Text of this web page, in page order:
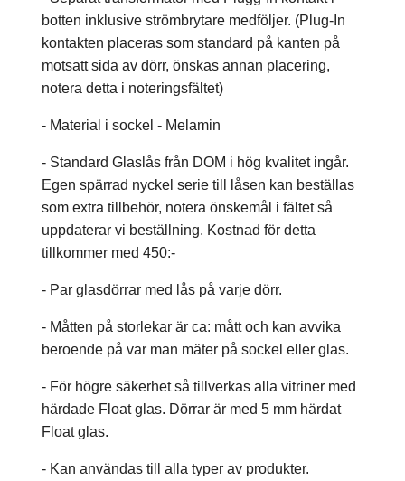
botten inklusive strömbrytare medföljer. (Plug-In
kontakten placeras som standard på kanten på
motsatt sida av dörr, önskas annan placering,
notera detta i noteringsfältet)
- Material i sockel - Melamin
- Standard Glaslås från DOM i hög kvalitet ingår.
Egen spärrad nyckel serie till låsen kan beställas
som extra tillbehör, notera önskemål i fältet så
uppdaterar vi beställning. Kostnad för detta
tillkommer med 450:-
- Par glasdörrar med lås på varje dörr.
- Måtten på storlekar är ca: mått och kan avvika
beroende på var man mäter på sockel eller glas.
- För högre säkerhet så tillverkas alla vitriner med
härdade Float glas. Dörrar är med 5 mm härdat
Float glas.
- Kan användas till alla typer av produkter.